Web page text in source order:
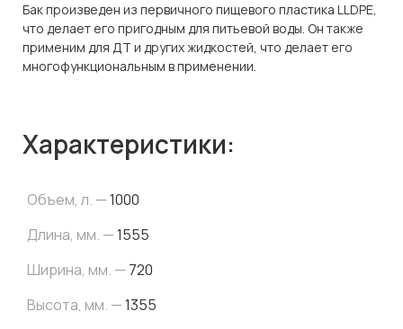
Бак произведен из первичного пищевого пластика LLDPE,
что делает его пригодным для питьевой воды. Он также
применим для ДТ и других жидкостей, что делает его
многофункциональным в применении.
Характеристики:
Объем, л. —1000
Длина, мм. —1555
Ширина, мм. — 720
Высота, мм. —1355